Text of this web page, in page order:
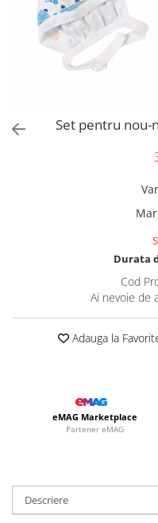
Set pentru nou-
Durata
Cod
Ai nevoie de
Adauga la
eMAG Marketplace
Partener eMAG
Descriere